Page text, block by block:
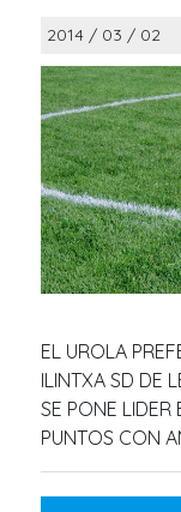
2014 / 03 / 02
EL UROLA
ILINTXA SD DE
SE PONE LIDER
PUNTOS CON
Navegación